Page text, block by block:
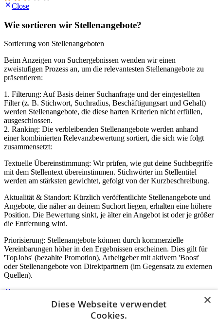
Close
Wie sortieren wir Stellenangebote?
Sortierung von Stellenangeboten
Beim Anzeigen von Suchergebnissen wenden wir einen
zweistufigen Prozess an, um die relevantesten Stellenangebote zu
präsentieren:
1. Filterung: Auf Basis deiner Suchanfrage und der eingestellten
Filter (z. B. Stichwort, Suchradius, Beschäftigungsart und Gehalt)
werden Stellenangebote, die diese harten Kriterien nicht erfüllen,
ausgeschlossen.
2. Ranking: Die verbleibenden Stellenangebote werden anhand
einer kombinierten Relevanzbewertung sortiert, die sich wie folgt
zusammensetzt:
Textuelle Übereinstimmung: Wir prüfen, wie gut deine Suchbegriffe
mit dem Stellentext übereinstimmen. Stichwörter im Stellentitel
werden am stärksten gewichtet, gefolgt von der Kurzbeschreibung.
Aktualität & Standort: Kürzlich veröffentlichte Stellenangebote und
Angebote, die näher an deinem Suchort liegen, erhalten eine höhere
Position. Die Bewertung sinkt, je älter ein Angebot ist oder je größer
die Entfernung wird.
Priorisierung: Stellenangebote können durch kommerzielle
Vereinbarungen höher in den Ergebnissen erscheinen. Dies gilt für
'TopJobs' (bezahlte Promotion), Arbeitgeber mit aktivem 'Boost'
oder Stellenangebote von Direktpartnern (im Gegensatz zu externen
Quellen).
Login für Unternehmen
×
Diese Webseite verwendet
Cookies.